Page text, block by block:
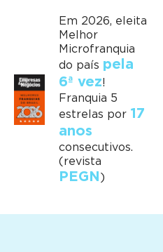
Em 2026, eleita
Melhor
Microfranquia
do país pela
6ª vez!
Franquia 5
estrelas por 17
anos
consecutivos.
(revista
PEGN )